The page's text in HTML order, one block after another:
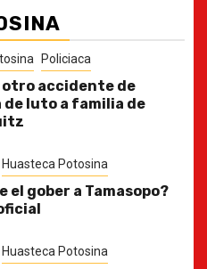
Policiaca
otro accidente de
de luto a familia de
Huasteca Potosina
el gober a Tamasopo?
Huasteca Potosina